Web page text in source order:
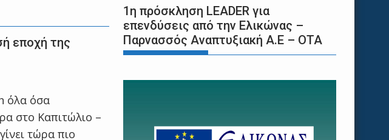
εποχή της
όλα όσα
στο Καπιτώλιο –
τώρα πιο
1η πρόσκληση LEADER για
επενδύσεις από την Ελικώνας –
Παρνασσός Αναπτυξιακή Α.Ε – ΟΤΑ